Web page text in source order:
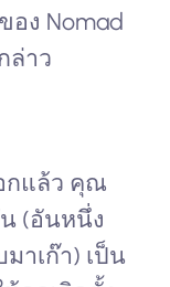
ง Nomad
ล่าว
กแล้ว คุณ
(อันหนึ่ง
าเก๊า) เป็น